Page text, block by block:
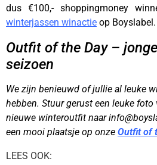
dus €100,- shoppingmoney
winterjassen winactie op
Outfit of the Day –
seizoen
We zijn benieuwd of jullie al leuke
hebben. Stuur gerust een leuke
nieuwe winteroutfit naar
een mooi plaatsje op onze Outfit of
LEES OOK: